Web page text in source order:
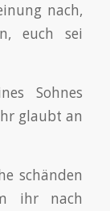
nach,
euch sei
Sohnes
glaubt an
schänden
ihr nach